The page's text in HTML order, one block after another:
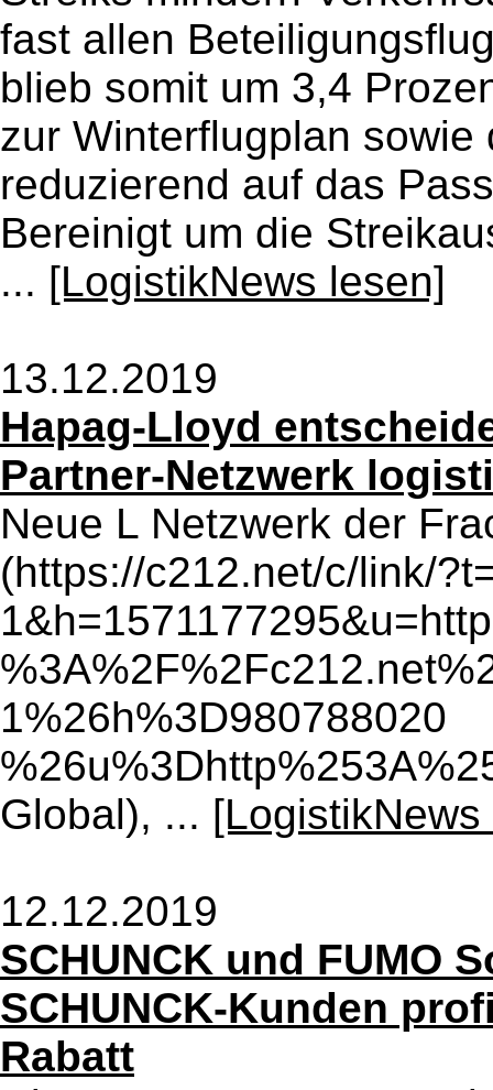
fast allen
blieb somit um 3,4
zur Winterflugplan
reduzierend auf das
Bereinigt um die
... [LogistikNews lesen]
13.12.2019
Hapag-Lloyd
Partner-Netzwerk
Neue L Netzwerk der
(https://c212.net/c/link/
1%26h%3D980788020
Global), ...
12.12.2019
SCHUNCK und FUMO
SCHUNCK-Kunden
Rabatt